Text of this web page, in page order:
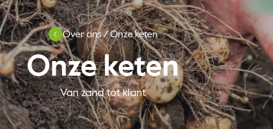
Over ons/Onze keten
Onze keten
Van zand tot klant